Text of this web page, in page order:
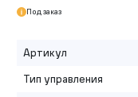
Под заказ
Артикул
Тип управления